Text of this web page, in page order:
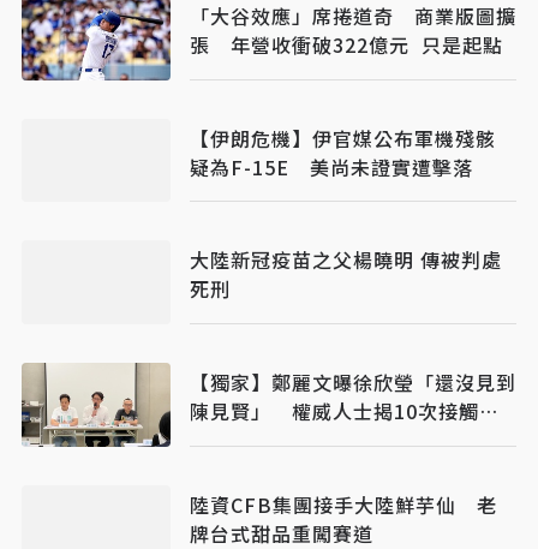
「大谷效應」席捲道奇 商業版圖擴
張 年營收衝破322億元 只是起點
【伊朗危機】伊官媒公布軍機殘骸
疑為F-15E 美尚未證實遭擊落
大陸新冠疫苗之父楊曉明 傳被判處
死刑
【獨家】鄭麗文曝徐欣瑩「還沒見到
陳見賢」 權威人士揭10次接觸未
果：整合最後一哩路
陸資CFB集團接手大陸鮮芋仙 老
牌台式甜品重闖賽道